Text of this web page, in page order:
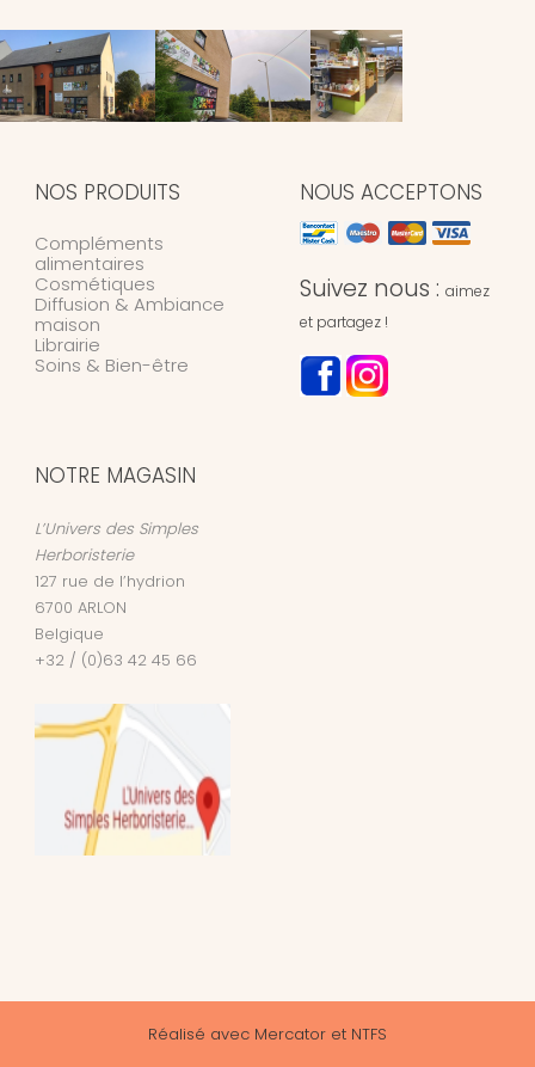
NOS PRODUITS
Compléments
alimentaires
Cosmétiques
Diffusion & Ambiance
maison
Librairie
Soins & Bien-être
NOUS ACCEPTONS
Suivez nous : aimez
et partagez !
NOTRE MAGASIN
L’Univers des Simples
Herboristerie
127 rue de l’hydrion
6700 ARLON
Belgique
+32 / (0)63 42 45 66
Réalisé avec Mercator et NTFS